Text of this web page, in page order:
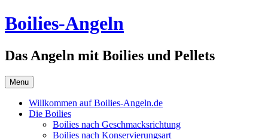
Skip
to
Boilies-Angeln
Das Angeln mit Boilies und Pellets
Menu
Willkommen auf Boilies-Angeln.de
Die Boilies
Boilies nach Geschmacksrichtung
Boilies nach Konservierungsart